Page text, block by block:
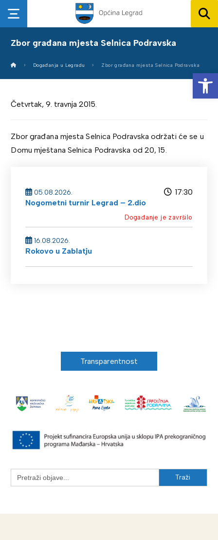
Zbor građana mjesta Selnica Podravska
Događanja u Legradu Zbor građana mjesta Selnica Podravska
Četvrtak, 9. travnja 2015.
Zbor građana mjesta Selnica Podravska održati će se u
Domu mještana Selnica Podravska od 20, 15.
05.08.2026.
17:30
Nogometni turnir Legrad – 2.dio
Događanje je završilo
16.08.2026.
Rokovo u Zablatju
Transparentnost
Search
for: